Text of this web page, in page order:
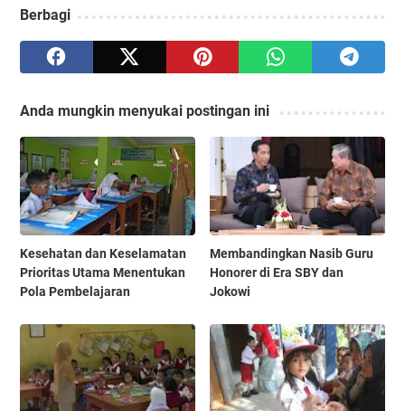
Berbagi
Anda mungkin menyukai postingan ini
Kesehatan dan Keselamatan
Prioritas Utama Menentukan
Pola Pembelajaran
Membandingkan Nasib Guru
Honorer di Era SBY dan
Jokowi